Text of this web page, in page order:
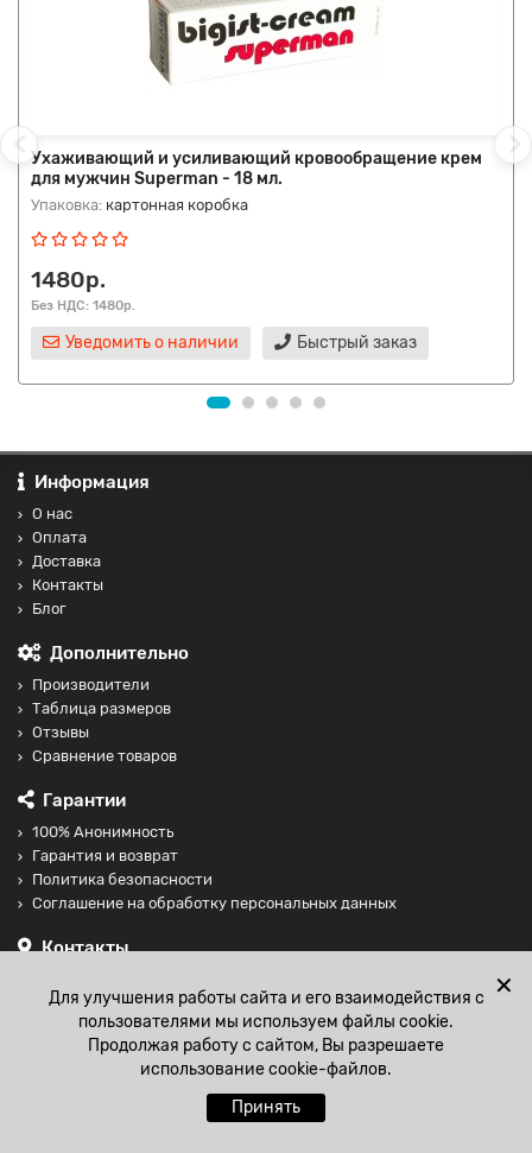
Ухаживающий и усиливающий кровообращение крем
для мужчин Superman - 18 мл.
Упаковка: картонная коробка
1480р.
Без НДС: 1480р.
Уведомить о наличии Быстрый заказ
Информация
О нас
Оплата
Доставка
Контакты
Блог
Дополнительно
Производители
Таблица размеров
Отзывы
Сравнение товаров
Гарантии
100% Анонимность
Гарантия и возврат
Политика безопасности
Соглашение на обработку персональных данных
Контакты
sales@fisting-shop.ru
✕
Для улучшения работы сайта и его взаимодействия с
пользователями мы используем файлы cookie.
Продолжая работу с сайтом, Вы разрешаете
использование cookie-файлов.
Принять